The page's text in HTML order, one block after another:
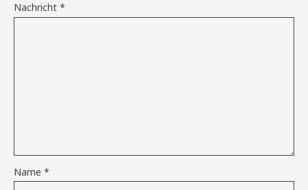
Nachricht *
Name *